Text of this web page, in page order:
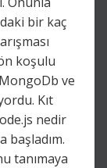
bir kaç
koşulu
ve
Kıt
nedir
başladım.
tanımaya